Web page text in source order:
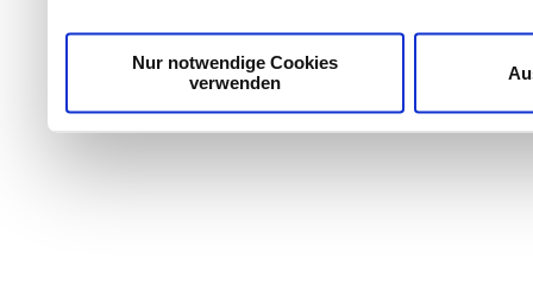
Dienste gesammelt haben.
Nur notwendige Cookies
verwenden